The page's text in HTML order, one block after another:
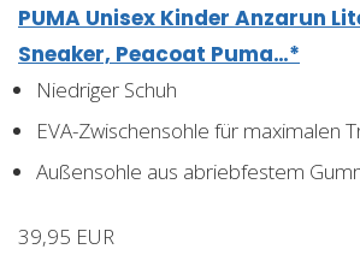
PUMA Unisex Kinder Anzarun
Sneaker, Peacoat Puma…*
Niedriger Schuh
EVA-Zwischensohle für maximalen
Außensohle aus abriebfestem
39,95 EUR